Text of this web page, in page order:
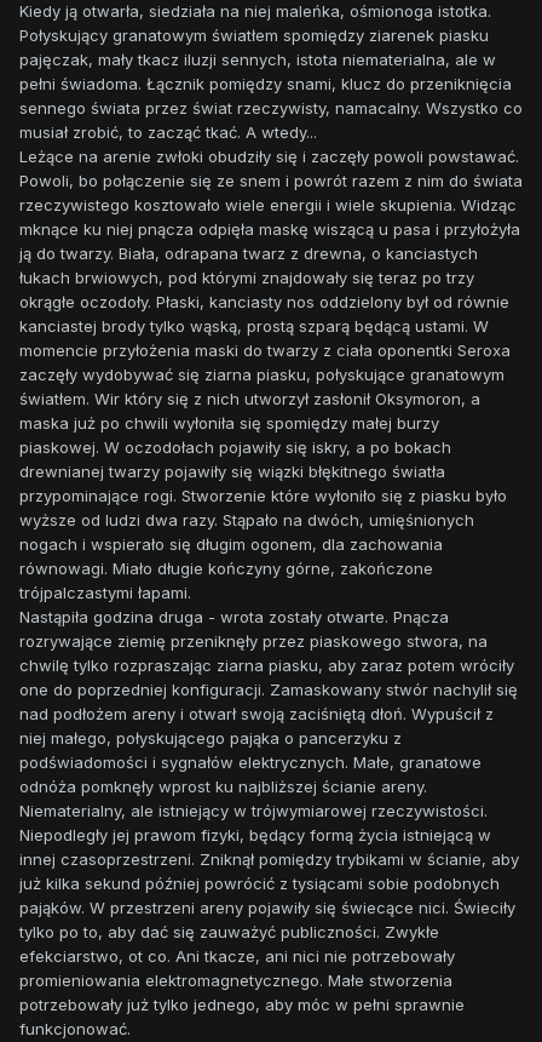
Kiedy ją otwarła, siedziała na niej maleńka, ośmionoga istotka.
Połyskujący granatowym światłem spomiędzy ziarenek piasku
pajęczak, mały tkacz iluzji sennych, istota niematerialna, ale w
pełni świadoma. Łącznik pomiędzy snami, klucz do przeniknięcia
sennego świata przez świat rzeczywisty, namacalny. Wszystko co
musiał zrobić, to zacząć tkać. A wtedy...
Leżące na arenie zwłoki obudziły się i zaczęły powoli powstawać.
Powoli, bo połączenie się ze snem i powrót razem z nim do świata
rzeczywistego kosztowało wiele energii i wiele skupienia. Widząc
mknące ku niej pnącza odpięła maskę wiszącą u pasa i przyłożyła
ją do twarzy. Biała, odrapana twarz z drewna, o kanciastych
łukach brwiowych, pod którymi znajdowały się teraz po trzy
okrągłe oczodoły. Płaski, kanciasty nos oddzielony był od równie
kanciastej brody tylko wąską, prostą szparą będącą ustami. W
momencie przyłożenia maski do twarzy z ciała oponentki Seroxa
zaczęły wydobywać się ziarna piasku, połyskujące granatowym
światłem. Wir który się z nich utworzył zasłonił Oksymoron, a
maska już po chwili wyłoniła się spomiędzy małej burzy
piaskowej. W oczodołach pojawiły się iskry, a po bokach
drewnianej twarzy pojawiły się wiązki błękitnego światła
przypominające rogi. Stworzenie które wyłoniło się z piasku było
wyższe od ludzi dwa razy. Stąpało na dwóch, umięśnionych
nogach i wspierało się długim ogonem, dla zachowania
równowagi. Miało długie kończyny górne, zakończone
trójpalczastymi łapami.
Nastąpiła godzina druga - wrota zostały otwarte. Pnącza
rozrywające ziemię przeniknęły przez piaskowego stwora, na
chwilę tylko rozpraszając ziarna piasku, aby zaraz potem wróciły
one do poprzedniej konfiguracji. Zamaskowany stwór nachylił się
nad podłożem areny i otwarł swoją zaciśniętą dłoń. Wypuścił z
niej małego, połyskującego pająka o pancerzyku z
podświadomości i sygnałów elektrycznych. Małe, granatowe
odnóża pomknęły wprost ku najbliższej ścianie areny.
Niematerialny, ale istniejący w trójwymiarowej rzeczywistości.
Niepodległy jej prawom fizyki, będący formą życia istniejącą w
innej czasoprzestrzeni. Zniknął pomiędzy trybikami w ścianie, aby
już kilka sekund później powrócić z tysiącami sobie podobnych
pająków. W przestrzeni areny pojawiły się świecące nici. Świeciły
tylko po to, aby dać się zauważyć publiczności. Zwykłe
efekciarstwo, ot co. Ani tkacze, ani nici nie potrzebowały
promieniowania elektromagnetycznego. Małe stworzenia
potrzebowały już tylko jednego, aby móc w pełni sprawnie
funkcjonować.